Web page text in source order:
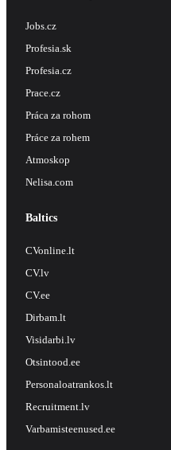
Jobs.cz
Profesia.sk
Profesia.cz
Prace.cz
Práca za rohom
Práce za rohem
Atmoskop
Nelisa.com
Baltics
CVonline.lt
CV.lv
CV.ee
Dirbam.lt
Visidarbi.lv
Otsintood.ee
Personaloatrankos.lt
Recruitment.lv
Varbamisteenused.ee